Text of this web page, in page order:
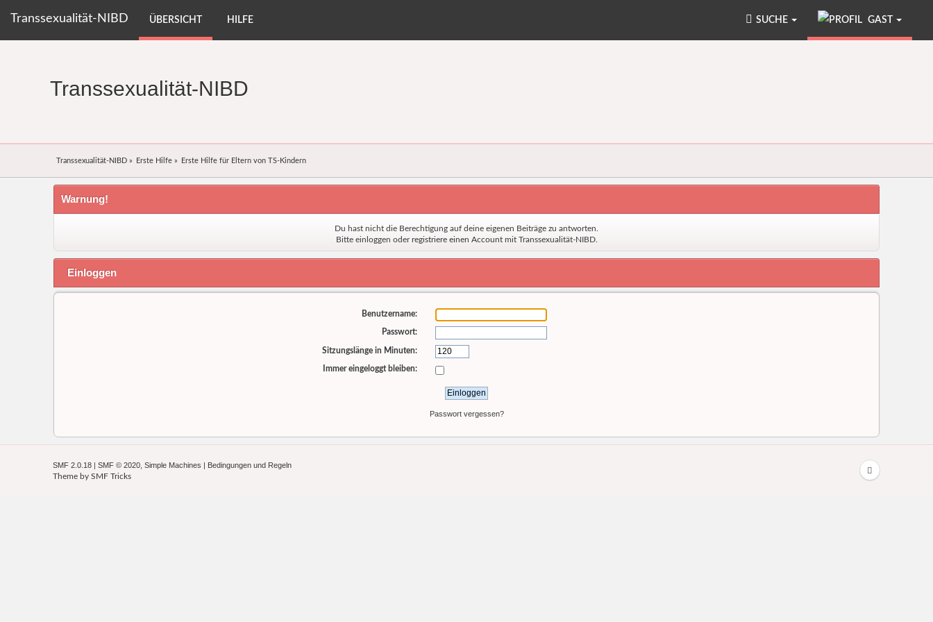
Transsexualität-NIBD ÜBERSICHT HILFE GAST
SUCHE
Transsexualität-NIBD
Transsexualität-NIBD» Erste Hilfe » Erste Hilfe für Eltern von TS-Kindern
Warnung!
Du hast nicht die Berechtigung auf deine eigenen Beiträge zu antworten.
Bitte einloggen oderregistriere einen Accountmit Transsexualität-NIBD.
Einloggen
Benutzername:
Passwort:
Sitzungslänge in Minuten:
Immer eingeloggt bleiben:
Passwort vergessen?
SMF 2.0.18 |SMF © 2020 ,Simple Machines
Bedingungen und Regeln
Theme bySMF Tricks